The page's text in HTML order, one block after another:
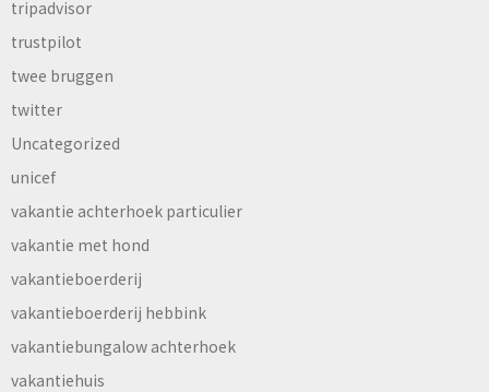
tripadvisor
trustpilot
twee bruggen
twitter
Uncategorized
unicef
vakantie achterhoek particulier
vakantie met hond
vakantieboerderij
vakantieboerderij hebbink
vakantiebungalow achterhoek
vakantiehuis